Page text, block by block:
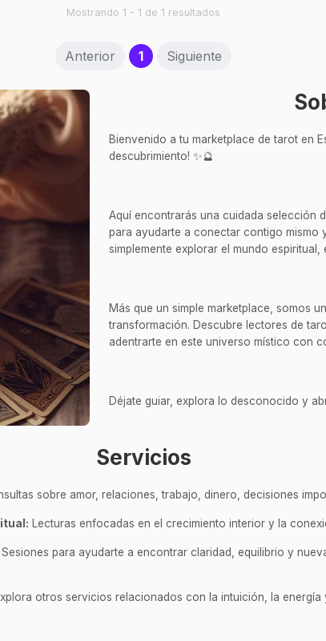
Mostrando 1 - 1 de 1 resultados
Anterior 1(current)
Siguiente
Bienvenido a tu marketplace de tarot en
descubrimiento! ✨🔮
Aquí encontrarás una cuidada selección
para ayudarte a conectar contigo mismo
simplemente explorar el mundo espiritual,
Más que un simple marketplace, somos
transformación. Descubre lectores de
adentrarte en este universo místico con
Déjate guiar, explora lo desconocido y
Servicios
sobre amor, relaciones, trabajo, dinero, decisiones
Lecturas enfocadas en el crecimiento interior y la
Sesiones para ayudarte a encontrar claridad, equilibrio y
otros servicios relacionados con la intuición, la